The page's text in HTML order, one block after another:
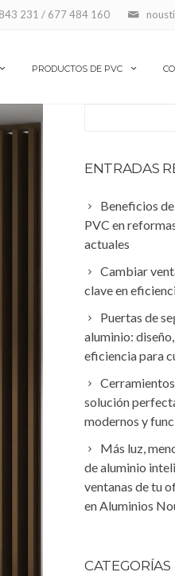
231 / 677 484 160
PRODUCTOS DE PVC
ENTRADAS
Beneficios
PVC en
actuales
Cambiar
clave en
Puertas de
aluminio:
eficiencia para
solución
modernos y
Más luz,
de aluminio
ventanas de tu
en Aluminios
CATEGORÍAS